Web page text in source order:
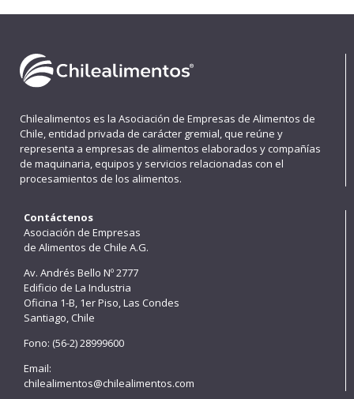
Chilealimentos es la Asociación de Empresas de Alimentos de
Chile, entidad privada de carácter gremial, que reúne y
representa a empresas de alimentos elaborados y compañías
de maquinaria, equipos y servicios relacionadas con el
procesamientos de los alimentos.
Contáctenos
Asociación de Empresas
de Alimentos de Chile A.G.
Av. Andrés Bello Nº 2777
Edificio de La Industria
Oficina 1-B, 1er Piso, Las Condes
Santiago, Chile
Fono: (56-2) 28999600
Email:
chilealimentos@chilealimentos.com